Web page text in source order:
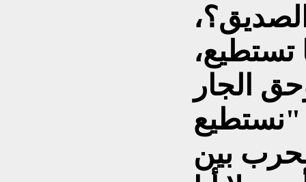
تستطيع،
الجار
"نستطيع
بين